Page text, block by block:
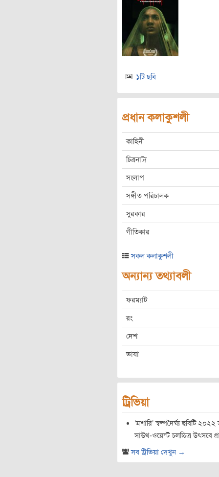
১টি ছবি
প্রধান কলাকুশলী
কাহিনী
চিত্রনাট্য
সংলাপ
সঙ্গীত পরিচালক
সুরকার
গীতিকার
সকল কলাকুশলী
অন্যান্য তথ্যাবলী
ফরম্যাট
রং
দেশ
ভাষা
ট্রিভিয়া
'মশারি' স্বল্পদৈর্ঘ্য ছবিটি ২০২২
সাউথ-ওয়েস্ট চলচ্চিত্র উৎসবে
সব ট্রিভিয়া দেখুন →